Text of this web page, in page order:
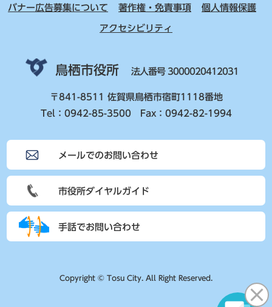
バナー広告募集について 著作権・免責事項 個人情報保護
アクセシビリティ
鳥栖市役所 法人番号 3000020412031
〒841-8511 佐賀県鳥栖市宿町1118番地
Tel：0942-85-3500 Fax：0942-82-1994
メールでのお問い合わせ
市役所ダイヤルガイド
手話でお問い合わせ
Copyright © Tosu City. All Right Reserved.